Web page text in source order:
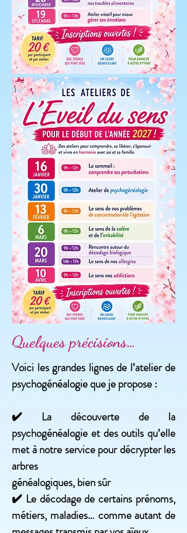
Quelques précisions…
Voici les grandes lignes de l’atelier de
psychogénéalogie que je propose :
✔️ La découverte de la
psychogénéalogie et des outils qu’elle
met à notre service pour décrypter les
arbres
généalogiques, bien sûr
✔️ Le décodage de certains prénoms,
métiers, maladies… comme autant de